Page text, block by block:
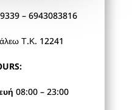
– 6943083816
Τ.Κ. 12241
08:00 – 23:00